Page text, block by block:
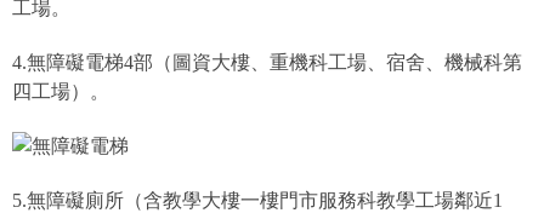
工場。
4.無障礙電梯4部（圖資大樓、重機科工場、宿舍、 機械科第
四工場）。
5.無障礙廁所（含教學大樓一樓門市服務科教學工場鄰近1